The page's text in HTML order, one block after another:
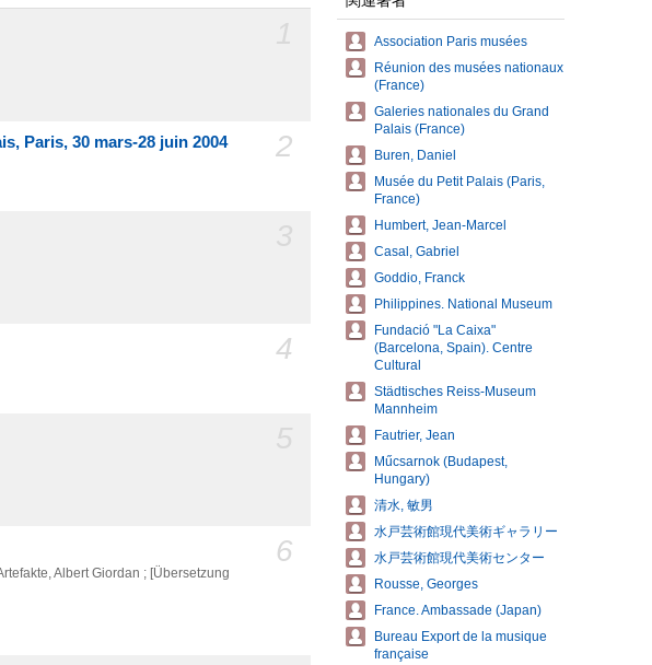
2
Paris, 30 mars-28 juin 2004
4
6
Albert Giordan ; [Übersetzung
Association Paris musées
Réunion des musées nationaux
(France)
Galeries nationales du Grand
Palais (France)
Buren, Daniel
Musée du Petit Palais (Paris,
France)
Humbert, Jean-Marcel
Casal, Gabriel
Goddio, Franck
Philippines. National Museum
Fundació "La Caixa"
(Barcelona, Spain). Centre
Cultural
Städtisches Reiss-Museum
Mannheim
Fautrier, Jean
Műcsarnok (Budapest,
Hungary)
清水, 敏男
水戸芸術館現代美術ギャラリー
水戸芸術館現代美術センター
Rousse, Georges
France. Ambassade (Japan)
Bureau Export de la musique
française